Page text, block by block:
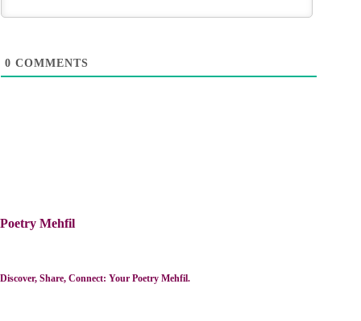
0 COMMENTS
Poetry Mehfil
Discover, Share, Connect: Your Poetry Mehfil.